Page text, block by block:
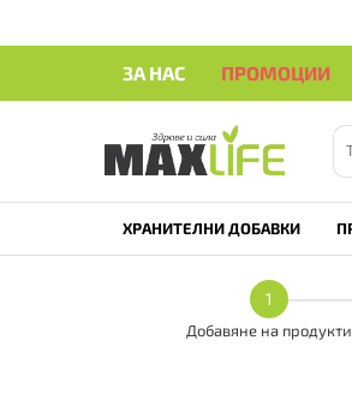
ЗА НАС ПРОМОЦИИ
ХРАНИТЕЛНИ ДОБАВКИ
1
Добавяне на продукти